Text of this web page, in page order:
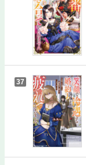
37